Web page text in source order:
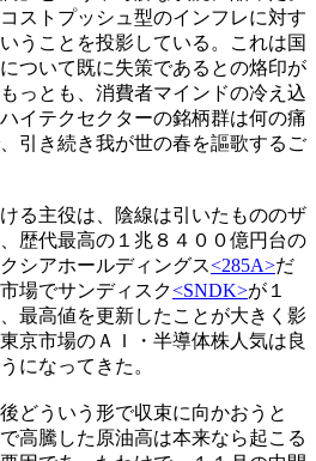
ストプッシュ型のインフレに対す
うことを投影している。これは国
ついて既に失策であるとの烙印が
っとも、消費者マインドの冷え込
イテクセクターの銘柄群は何の痛
引き続き我が世の春を謳歌するご
る主役は、陰線は引いたもののザ
歴代最高の１兆８４００億円台の
シアホールディングス<285A>だ
場でサンディスク<SNDK>が１
最高値を更新したことが大きく影
京市場のＡＩ・半導体株人気は良
になってきた。
どういう形で収束に向かおうと
高騰した原油高は本来なら起こる